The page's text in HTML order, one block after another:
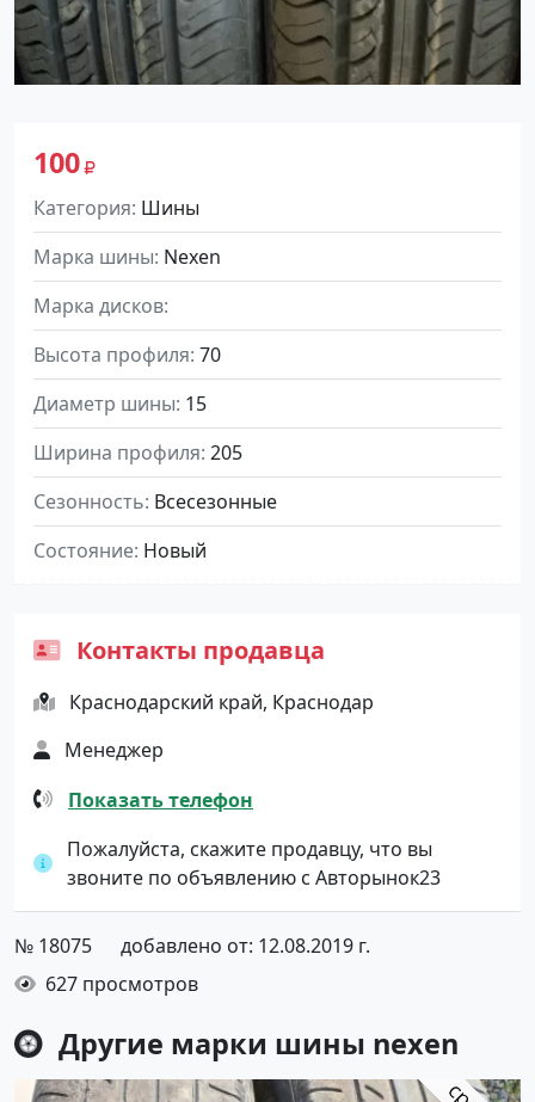
100
Категория Шины
Марка шины Nexen
Марка дисков
Высота профиля 70
Диаметр шины 15
Ширина профиля 205
Сезонность Всесезонные
Состояние Новый
Контакты продавца
Краснодарский край, Краснодар
Менеджер
Показать телефон
Пожалуйста, скажите продавцу, что вы
звоните по объявлению с Авторынок23
№ 18075
добавлено от: 12.08.2019 г.
627 просмотров
Другие марки шины nexen